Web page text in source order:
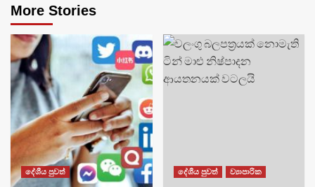
More Stories
දේශීය පුවත් දේශීය පුවත් ව්‍යාපාරික